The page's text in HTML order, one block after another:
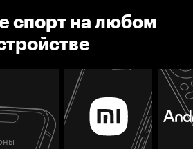
спорт на любом